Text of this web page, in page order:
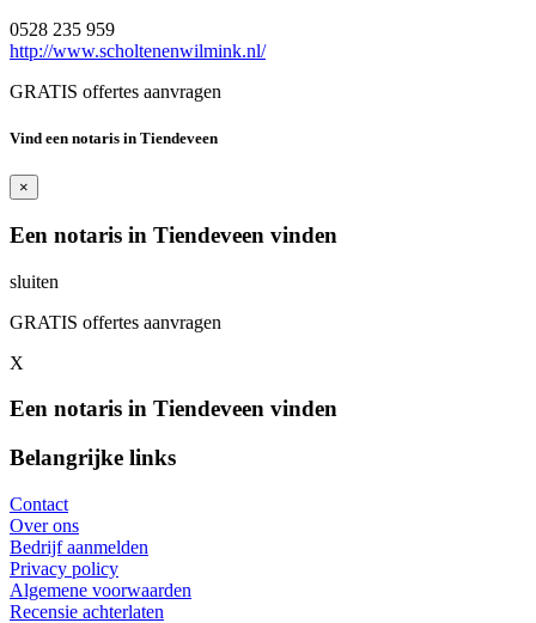
0528 235 959
http://www.scholtenenwilmink.nl/
GRATIS offertes aanvragen
Vind een notaris in Tiendeveen
×
Een notaris in Tiendeveen vinden
sluiten
GRATIS offertes aanvragen
X
Een notaris in Tiendeveen vinden
Belangrijke links
Contact
Over ons
Bedrijf aanmelden
Privacy policy
Algemene voorwaarden
Recensie achterlaten